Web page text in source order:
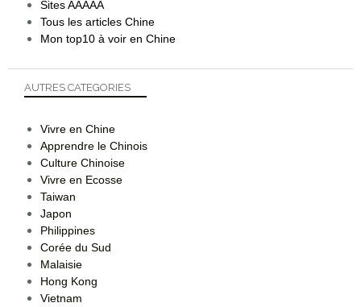
Sites AAAAA
Tous les articles Chine
Mon top10 à voir en Chine
AUTRES CATEGORIES
Vivre en Chine
Apprendre le Chinois
Culture Chinoise
Vivre en Ecosse
Taiwan
Japon
Philippines
Corée du Sud
Malaisie
Hong Kong
Vietnam